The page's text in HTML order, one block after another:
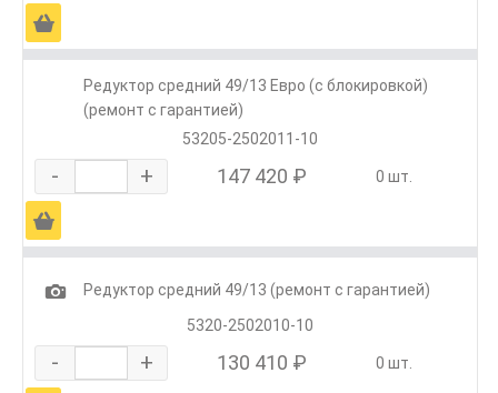
Ä
Редуктор средний 49/13 Евро (с блокировкой)
(ремонт с гарантией)
53205-2502011-10
- + 147 420 ₽ 0 шт.
Ä
1
Редуктор средний 49/13 (ремонт с гарантией)
5320-2502010-10
- + 130 410 ₽ 0 шт.